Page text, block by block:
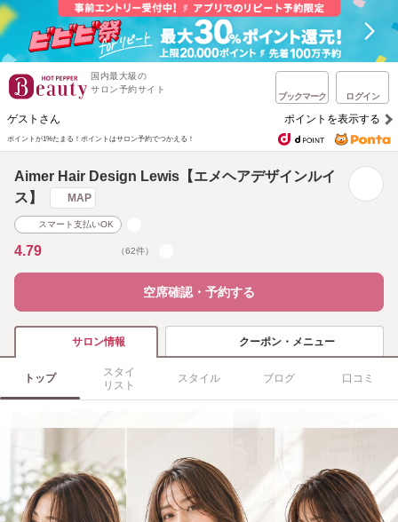
国内最大級の
サロン予約サイト
ブックマーク ログイン
ゲストさん ポイントを表示する
ポイントが1%たまる！ ポイントはサロン予約でつかえる！
Aimer Hair Design Lewis【エメヘアデザインルイ
ス】
MAP
スマート支払いOK
4.79 （62件）
空席確認・予約する
サロン情報 クーポン・メニュー
トップ
スタイ
リスト
スタイル ブログ 口コミ